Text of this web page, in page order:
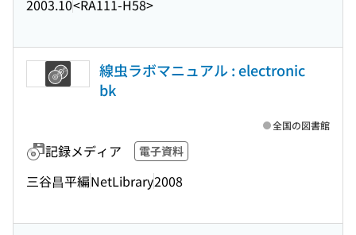
2003.10<RA111-H58>
線虫ラボマニュアル : electronic
bk
記録メディア 電子資料
三谷昌平編NetLibrary2008
全国の図書館